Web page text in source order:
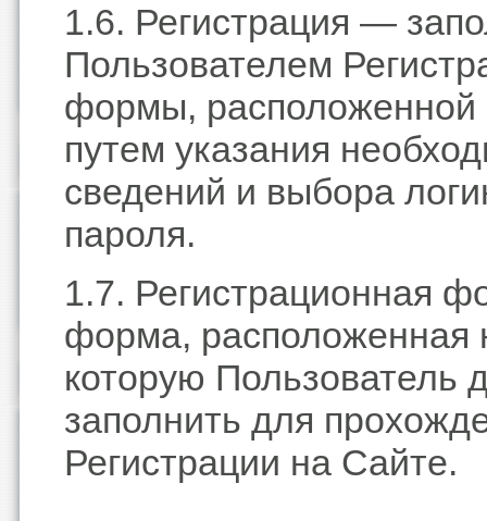
1.6. Регистрация —
Пользователем
формы, расположенной
путем указания
сведений и выбора
пароля.
1.7. Регистрационная
форма, расположенная
которую Пользователь
заполнить для
Регистрации на Сайте.